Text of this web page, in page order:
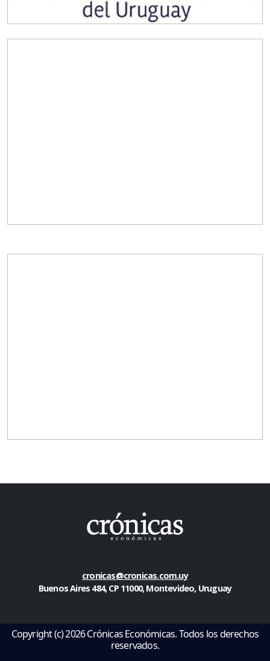
cronicas@cronicas.com.uy
Buenos Aires 484, CP 11000, Montevideo, Uruguay
Copyright (c) 2026 Crónicas Económicas. Todos los derechos
reservados.